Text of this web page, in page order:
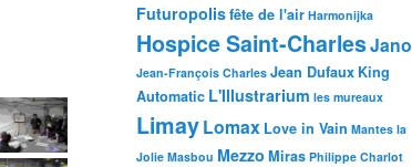
Futuropolisfête de l'air Harmonijka
Hospice Saint-CharlesJano
Jean-François Charles Jean Dufaux King
Automatic L'Illustrarium les mureaux
LimayLomax Love in Vain Mantes la
Jolie Masbou Mezzo Miras Philippe Charlot